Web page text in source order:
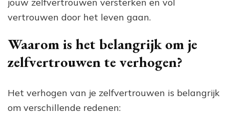
vertrouwen door het leven gaan.
Waarom is het belangrijk om je
zelfvertrouwen te verhogen?
Het verhogen van je zelfvertrouwen is belangrijk
om verschillende redenen: